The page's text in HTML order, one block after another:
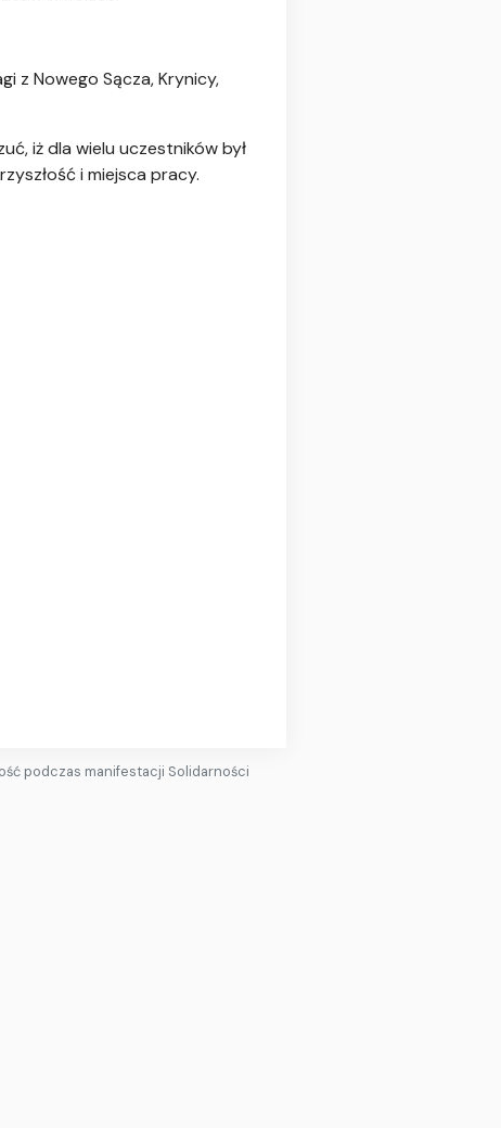
z Nowego Sącza, Krynicy,
iż dla wielu uczestników był
i miejsca pracy.
podczas manifestacji Solidarności